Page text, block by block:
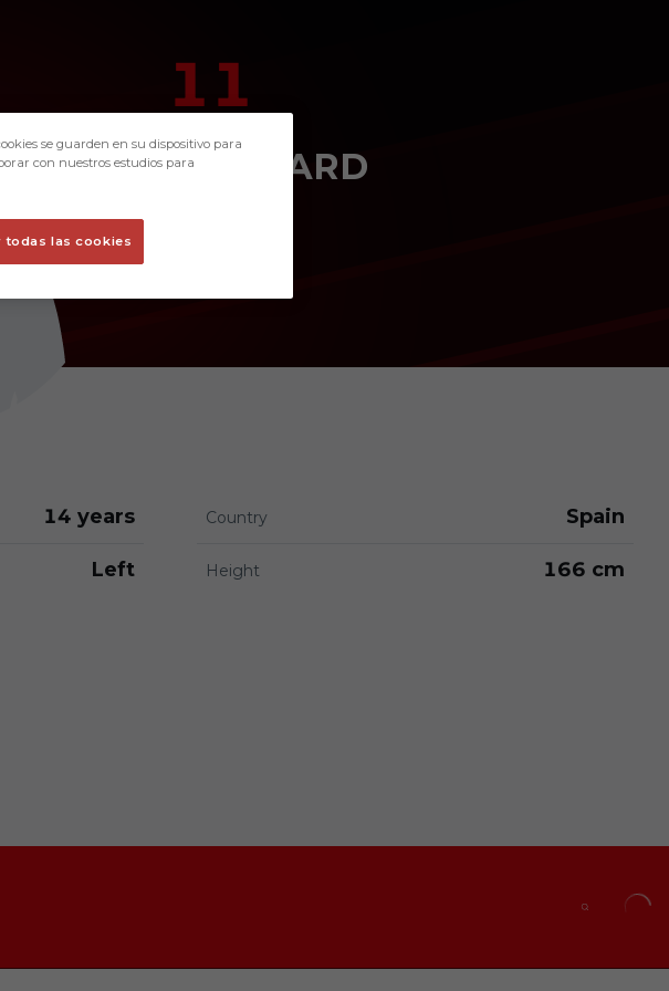
11
FORWARD
14 years Country Spain
Left Height 166 cm
se guarden en su dispositivo para
con nuestros estudios para
todas las cookies